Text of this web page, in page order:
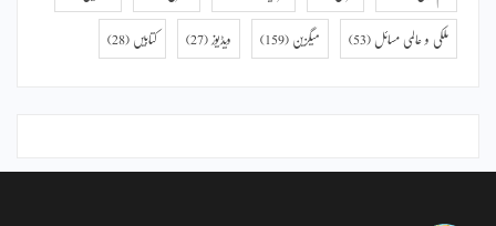
ملکی و عالمی مسائل (53) میگزین (159) ویڈیوز (27) کتابیں (28)